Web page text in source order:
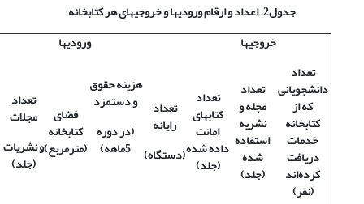
جدول2. اعداد و ارقام ورودیها و خروجیهای هر کتابخانه
خروجیها
ورودیها
تعداد
دانشجویانی
که از
کتابخانه
خدمات
دریافت
کرده‌اند
(نفر)
تعداد
مجله و
نشریه
استفاده
شده
(جلد)
تعداد
کتابهای
امانت
داده شده
(جلد)
تعداد
رایانه
(دستگاه)
هزینه حقوق
و دستمزد
(در دوره
5ماهه)
فضای
کتابخانه
(مترمربع)
تعداد
مجلات
و نشریات
(جلد)